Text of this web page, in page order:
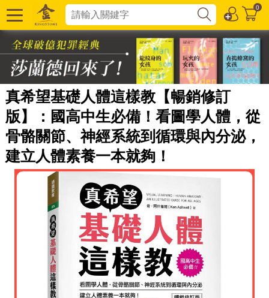
0
真希望基礎人體這樣教【暢銷修訂
版】：國高中生必備！看圖學人體，從
骨骼關節、神經系統到循環與內分泌，
建立人體素養一本就夠！